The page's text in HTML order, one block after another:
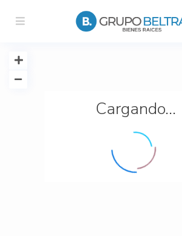
Cargando...